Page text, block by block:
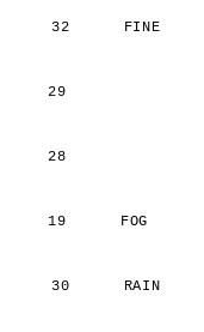
32      FINE
29
28
19      FOG
30      RAIN